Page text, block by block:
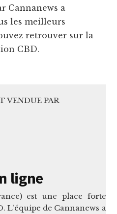
Cannanews a
les meilleurs
retrouver sur la
CBD.
VENDUE PAR
ligne
est une place forte
L'équipe de Cannanews a